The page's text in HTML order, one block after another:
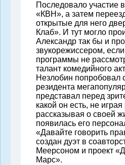
Последовало участие
«КВН», а затем
открытые для него
Клаб». И тут могло
Александр так бы и
звукорежиссером,
программы не
талант комедийного
Незлобин попробовал
резидента
представал перед
какой он есть, не
рассказывая о своей
появилась его
«Давайте говорить
создан дуэт в
Меерсоном и проект
Марс».